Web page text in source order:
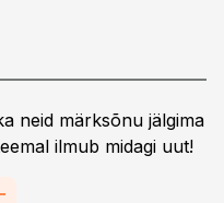
neid märksõnu jälgima
ilmub midagi uut!